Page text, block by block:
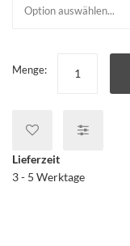
Menge:
Lieferzeit
3 - 5 Werktage